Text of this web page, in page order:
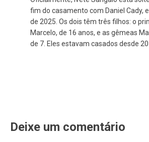
fim do casamento com Daniel Cady,
de 2025. Os dois têm três filhos: o
Marcelo, de 16 anos, e as gêmeas
de 7. Eles estavam casados desde
Deixe um comentário